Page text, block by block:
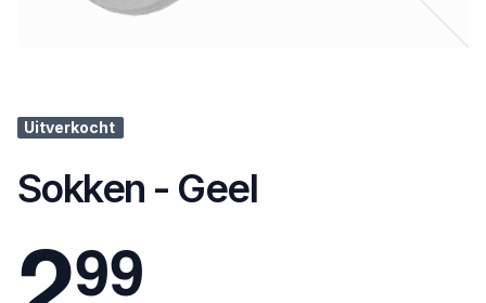
Uitverkocht
Sokken - Geel
99